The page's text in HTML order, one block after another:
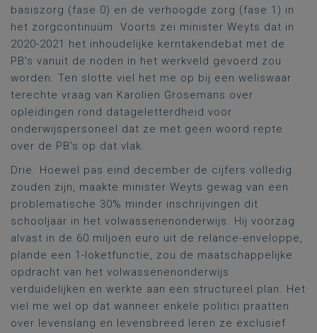
basiszorg (fase 0) en de verhoogde zorg (fase 1) in
het zorgcontinuüm. Voorts zei minister Weyts dat in
2020-2021 het inhoudelijke kerntakendebat met de
PB’s vanuit de noden in het werkveld gevoerd zou
worden. Ten slotte viel het me op bij een weliswaar
terechte vraag van Karolien Grosemans over
opleidingen rond datageletterdheid voor
onderwijspersoneel dat ze met geen woord repte
over de PB’s op dat vlak.
Drie. Hoewel pas eind december de cijfers volledig
zouden zijn, maakte minister Weyts gewag van een
problematische 30% minder inschrijvingen dit
schooljaar in het volwassenenonderwijs. Hij voorzag
alvast in de 60 miljoen euro uit de relance-enveloppe,
plande een 1-loketfunctie, zou de maatschappelijke
opdracht van het volwassenenonderwijs
verduidelijken en werkte aan een structureel plan. Het
viel me wel op dat wanneer enkele politici praatten
over levenslang en levensbreed leren ze exclusief